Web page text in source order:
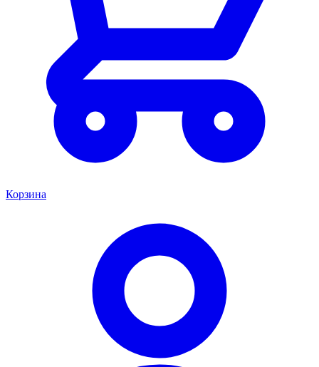
Корзина